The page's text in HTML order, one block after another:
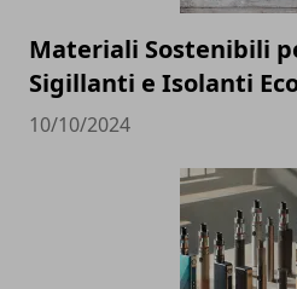
Materiali Sostenibili
Sigillanti e Isolanti
10/10/2024